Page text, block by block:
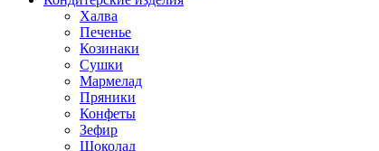
Халва
Печенье
Козинаки
Сушки
Мармелад
Пряники
Конфеты
Зефир
Шоколад